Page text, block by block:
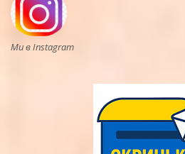
Ми в Instagram